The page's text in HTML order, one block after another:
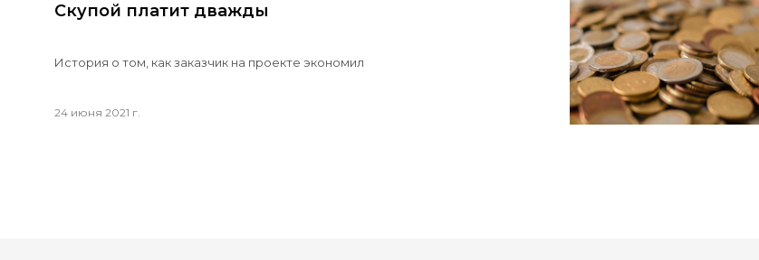
Скупой платит дважды
История о том, как заказчик на проекте экономил
24 июня 2021 г.